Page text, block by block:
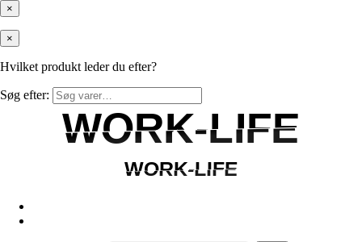
×
×
Hvilket produkt leder du efter?
Søg efter:
WORK-LIFE
WORK-LIFE
WORK-LIFE
WORK-LIFE